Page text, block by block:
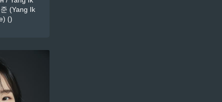
(Yang Ik
()